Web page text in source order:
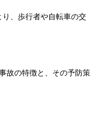
、歩行者や自転車の交
故の特徴と、その予防策